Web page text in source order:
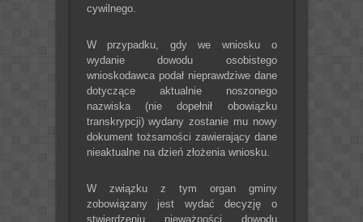
cywilnego.
W przypadku, gdy we wniosku o
wydanie dowodu osobistego
wnioskodawca podał nieprawdziwe dane
dotyczące aktualnie noszonego
nazwiska (nie dopełnił obowiązku
transkrypcji) wydany zostanie mu nowy
dokument tożsamości zawierający dane
nieaktualne na dzień złożenia wniosku.
W związku z tym organ gminy
zobowiązany jest wydać decyzję o
stwierdzeniu nieważności dowodu